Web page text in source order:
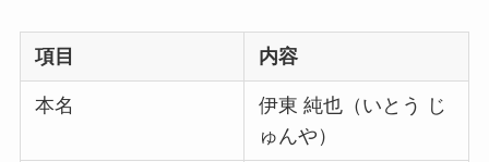
項目 内容
本名
伊東 純也（いとう じ
ゅんや）